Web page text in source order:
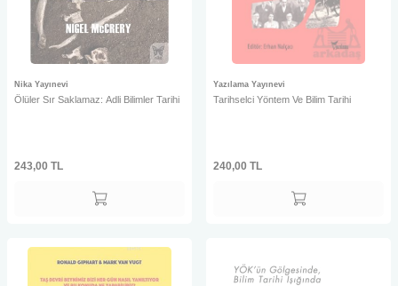
Nika Yayınevi
Ölüler Sır Saklamaz: Adli Bilimler Tarihi
243,00 TL
Yazılama Yayınevi
Tarihselci Yöntem Ve Bilim Tarihi
240,00 TL